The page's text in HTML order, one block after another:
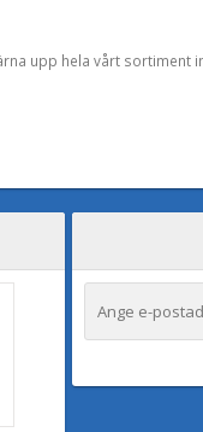
upp hela vårt sortiment